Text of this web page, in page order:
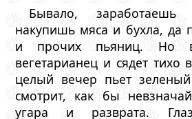
Бывало,
накупишь мяса и бухла, да
и прочих пьяниц. Но
вегетарианец и сядет тихо
целый вечер пьет
смотрит, как бы
угара и разврата.